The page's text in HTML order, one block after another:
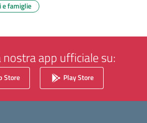
e famiglie
nostra app ufficiale su:
Store Play Store